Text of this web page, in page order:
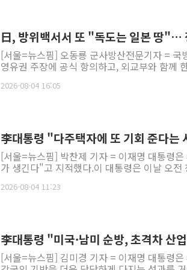
日, 방위백서서 또 "독도는 일본 땅"…
[서울=뉴스핌] 오동룡 군사방산전문기자 =
영유권 주장에 공식 항의하고, 외교부와 함께
2026-08-04 16:05
李대통령 "다주택자에 또 기회 준다
[서울=뉴스핌] 박찬제 기자 = 이재명 대통령
가 생긴다"고 지적했다.이 대통령은 이날 오
2026-08-04 11:23
李대통령 "미국·남미 순방, 초격차 산
[서울=뉴스핌] 김미경 기자 = 이재명 대통령